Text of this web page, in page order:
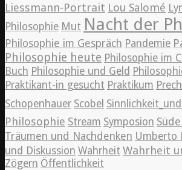
Liessmann-Portrait Lou Salomé
Philosophie Mut Nacht der
Philosophie im Gespräch Pandemie
Philosophie heute Philosophie im
Buch Philosophie und Geld
Praktikant-in gesucht Praktikum
Schopenhauer Scobel
Philosophie Stream Symposion
Träumen und Nachdenken Umberto
und Diskussion Wahrheit Wahrheit
Zögern Öffentlichkeit